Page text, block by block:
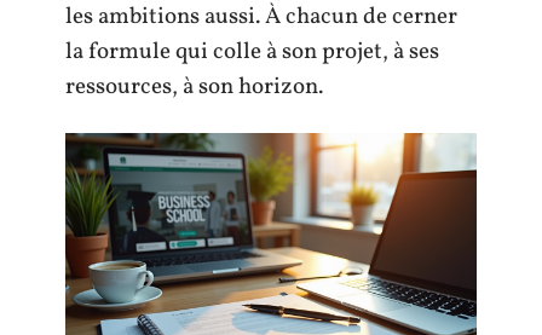
les ambitions aussi. À chacun de cerner
la formule qui colle à son projet, à ses
ressources, à son horizon.